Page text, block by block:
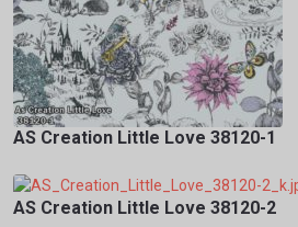
AS Creation Little Love 38120-1
AS Creation Little Love 38120-2